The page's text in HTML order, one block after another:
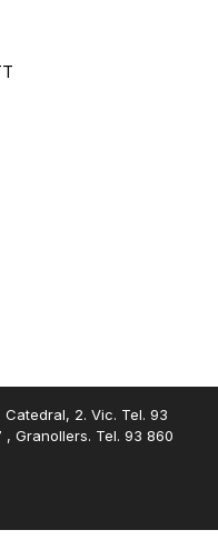
2. Vic. Tel. 93
Granollers. Tel. 93 860